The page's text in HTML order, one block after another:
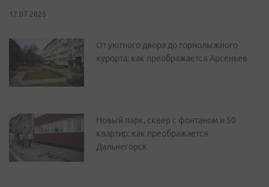
17.07.2026
От уютного двора до горнолыжного
курорта: как преображается Арсеньев
Новый парк, сквер с фонтаном и 50
квартир: как преображается
Дальнегорск